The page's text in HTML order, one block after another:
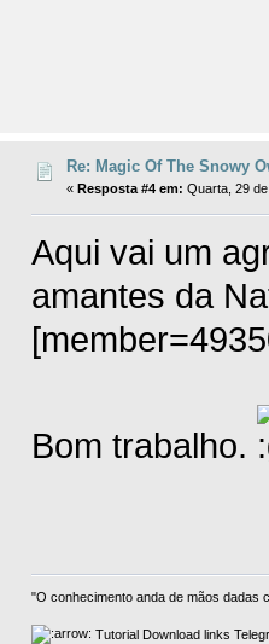
Re: Magic Of The Snowy
« Resposta #4 em: Quarta, 29
Aqui vai um
amantes da
Bom trabalho.
"O conhecimento anda de mãos dadas
Tutorial Download links